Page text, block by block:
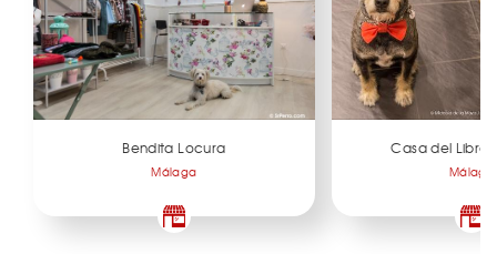
Bendita Locura
Málaga
Casa del Libro
Málaga